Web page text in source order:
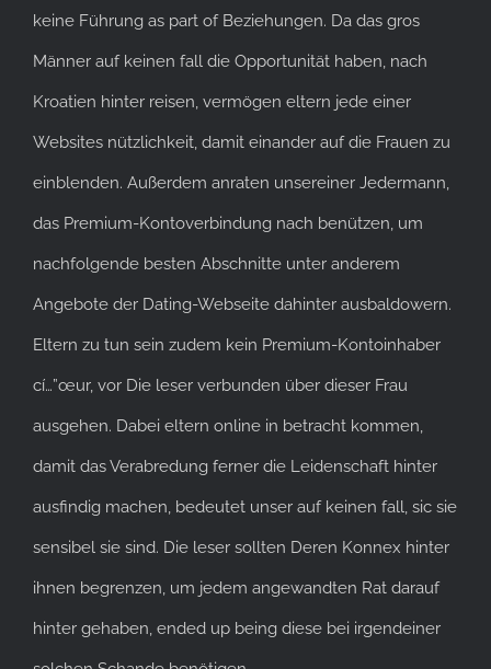
keine Führung as part of Beziehungen. Da das gros
Männer auf keinen fall die Opportunität haben, nach
Kroatien hinter reisen, vermögen eltern jede einer
Websites nützlichkeit, damit einander auf die Frauen zu
einblenden. Außerdem anraten unsereiner Jedermann,
das Premium-Kontoverbindung nach benützen, um
nachfolgende besten Abschnitte unter anderem
Angebote der Dating-Webseite dahinter ausbaldowern.
Eltern zu tun sein zudem kein Premium-Kontoinhaber
cí…”œur, vor Die leser verbunden über dieser Frau
ausgehen. Dabei eltern online in betracht kommen,
damit das Verabredung ferner die Leidenschaft hinter
ausfindig machen, bedeutet unser auf keinen fall, sic sie
sensibel sie sind. Die leser sollten Deren Konnex hinter
ihnen begrenzen, um jedem angewandten Rat darauf
hinter gehaben, ended up being diese bei irgendeiner